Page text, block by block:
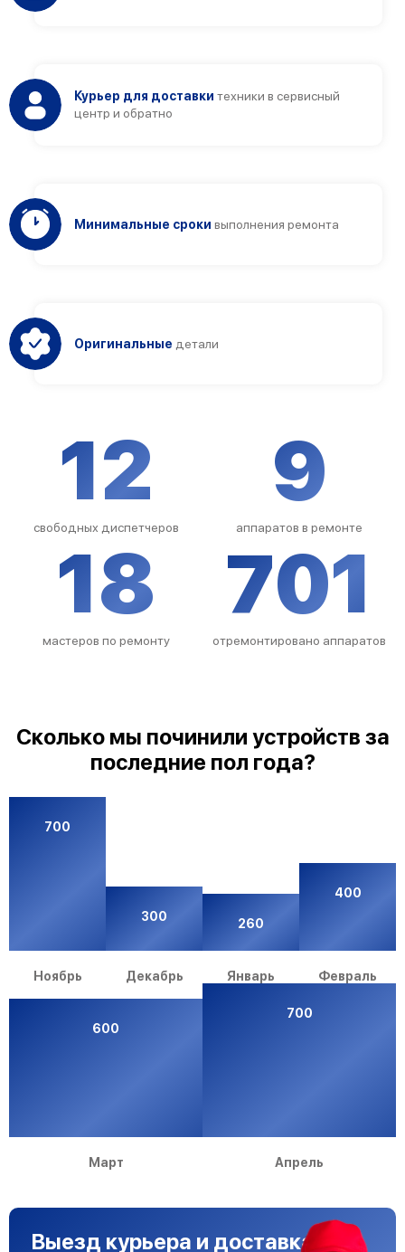
Курьер для доставки техники в сервисный
центр и обратно
Минимальные сроки выполнения ремонта
Оригинальные детали
12
свободных диспетчеров
9
аппаратов в ремонте
18
мастеров по ремонту
701
отремонтировано аппаратов
Сколько мы починили устройств за
последние пол года?
700
Ноябрь
300
Декабрь
260
Январь
400
Февраль
600
Март
700
Апрель
Выезд курьера и доставка